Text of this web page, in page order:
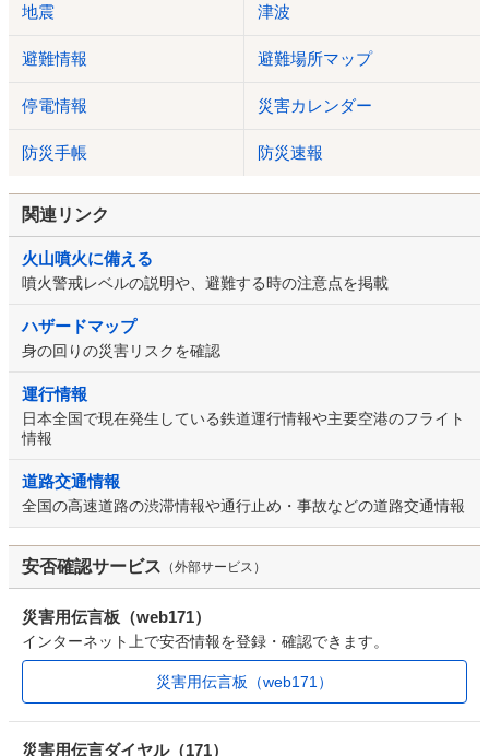
地震 津波
避難情報 避難場所マップ
停電情報 災害カレンダー
防災手帳 防災速報
関連リンク
火山噴火に備える
噴火警戒レベルの説明や、避難する時の注意点を掲載
ハザードマップ
身の回りの災害リスクを確認
運行情報
日本全国で現在発生している鉄道運行情報や主要空港のフライト
情報
道路交通情報
全国の高速道路の渋滞情報や通行止め・事故などの道路交通情報
安否確認サービス （外部サービス）
災害用伝言板（web171）
インターネット上で安否情報を登録・確認できます。
災害用伝言板（web171）
災害用伝言ダイヤル（171）